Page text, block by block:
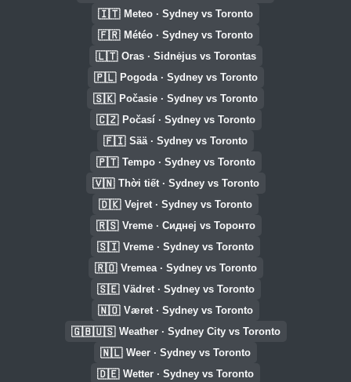
🇮🇹 Meteo · Sydney vs Toronto
🇫🇷 Météo · Sydney vs Toronto
🇱🇹 Oras · Sidnėjus vs Torontas
🇵🇱 Pogoda · Sydney vs Toronto
🇸🇰 Počasie · Sydney vs Toronto
🇨🇿 Počasí · Sydney vs Toronto
🇫🇮 Sää · Sydney vs Toronto
🇵🇹 Tempo · Sydney vs Toronto
🇻🇳 Thời tiết · Sydney vs Toronto
🇩🇰 Vejret · Sydney vs Toronto
🇷🇸 Vreme · Сиднеј vs Торонто
🇸🇮 Vreme · Sydney vs Toronto
🇷🇴 Vremea · Sydney vs Toronto
🇸🇪 Vädret · Sydney vs Toronto
🇳🇴 Været · Sydney vs Toronto
🇬🇧🇺🇸 Weather · Sydney City vs Toronto
🇳🇱 Weer · Sydney vs Toronto
🇩🇪 Wetter · Sydney vs Toronto